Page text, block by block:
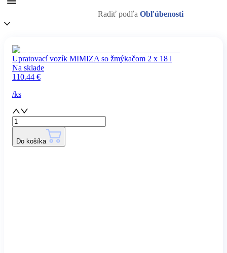
Radiť podľa Obľúbenosti
Upratovací vozík MIMIZA so žmýkačom 2 x 18 l
Na sklade
110.44 €
/ks
Do košíka